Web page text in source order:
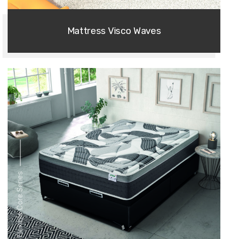
Mattress Visco Waves
Flexible Core Series